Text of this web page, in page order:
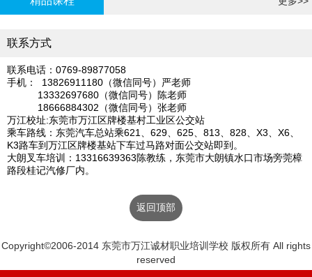
联系方式
联系电话：0769-89877058
手机： 13826911180（微信同号）严老师
13332697680（微信同号）陈老师
18666884302（微信同号）张老师
万江校址:东莞市万江区牌楼基村工业区公交站
乘车路线：东莞汽车总站乘621、629、625、813、828、X3、X6、
K3路车到万江区牌楼基站下车过马路对面公交站即到。
大朗叉车培训：13316639363陈教练，东莞市大朗镇水口市场旁莞樟
路段桂记汽修厂内。
返回顶部
Copyright©2006-2014 东莞市万江诚材职业培训学校 版权所有 All rights
reserved